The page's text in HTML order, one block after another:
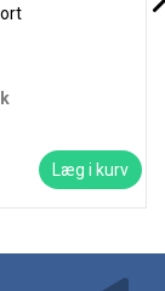
Læg i kurv